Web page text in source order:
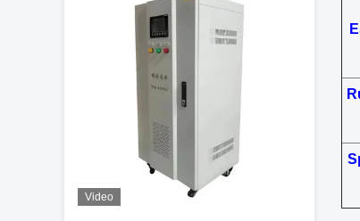
Video